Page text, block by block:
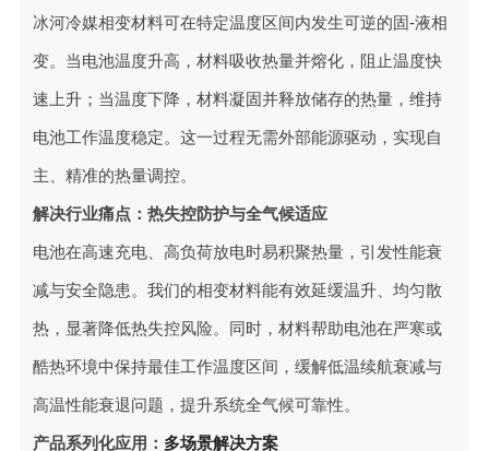
冰河冷媒相变材料可在特定温度区间内发生可逆的固-液相
变。当电池温度升高，材料吸收热量并熔化，阻止温度快
速上升；当温度下降，材料凝固并释放储存的热量，维持
电池工作温度稳定。这一过程无需外部能源驱动，实现自
主、精准的热量调控。
解决行业痛点：热失控防护与全气候适应
电池在高速充电、高负荷放电时易积聚热量，引发性能衰
减与安全隐患。我们的相变材料能有效延缓温升、均匀散
热，显著降低热失控风险。同时，材料帮助电池在严寒或
酷热环境中保持最佳工作温度区间，缓解低温续航衰减与
高温性能衰退问题，提升系统全气候可靠性。
产品系列化应用： 多场景解决方案